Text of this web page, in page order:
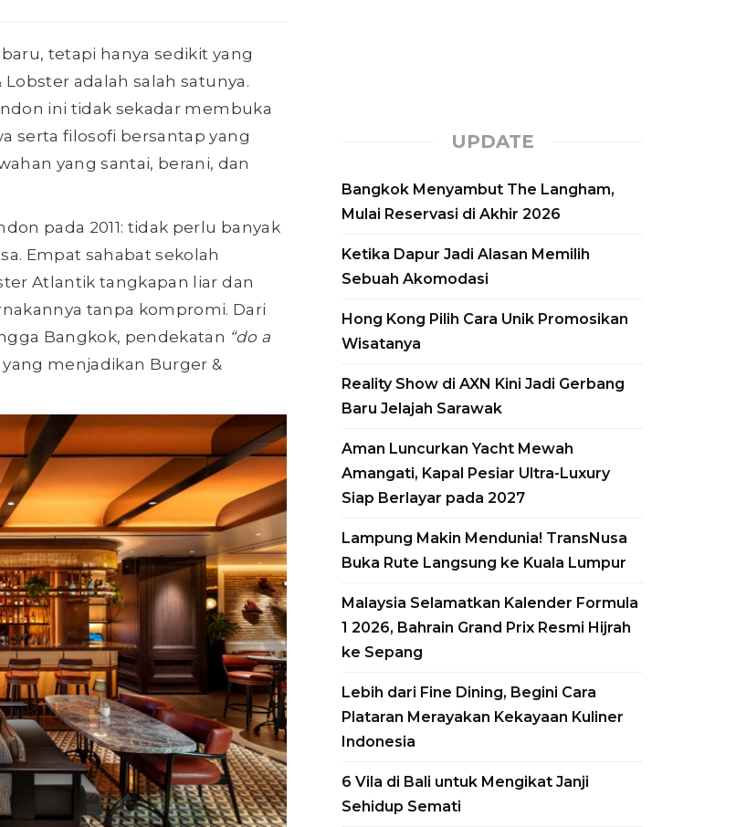
tetapi hanya sedikit yang
Lobster adalah salah satunya.
ini tidak sekadar membuka
serta filosofi bersantap yang
yang santai, berani, dan
pada 2011: tidak perlu banyak
Empat sahabat sekolah
Atlantik tangkapan liar dan
tanpa kompromi. Dari
Bangkok, pendekatan “do a
menjadikan Burger &
UPDATE
Bangkok Menyambut The Langham,
Mulai Reservasi di Akhir 2026
Ketika Dapur Jadi Alasan Memilih
Sebuah Akomodasi
Hong Kong Pilih Cara Unik Promosikan
Wisatanya
Reality Show di AXN Kini Jadi Gerbang
Baru Jelajah Sarawak
Aman Luncurkan Yacht Mewah
Amangati, Kapal Pesiar Ultra-Luxury
Siap Berlayar pada 2027
Lampung Makin Mendunia! TransNusa
Buka Rute Langsung ke Kuala Lumpur
Malaysia Selamatkan Kalender Formula
1 2026, Bahrain Grand Prix Resmi Hijrah
ke Sepang
Lebih dari Fine Dining, Begini Cara
Plataran Merayakan Kekayaan Kuliner
Indonesia
6 Vila di Bali untuk Mengikat Janji
Sehidup Semati